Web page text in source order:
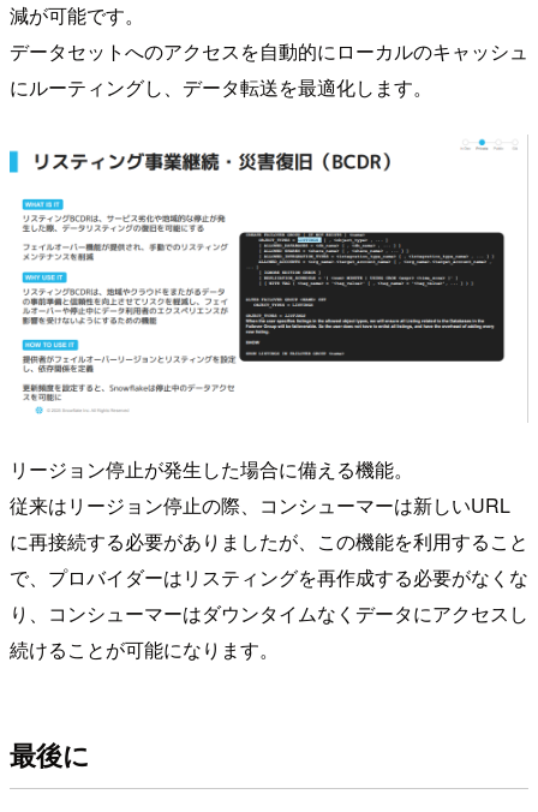
減が可能です。
データセットへのアクセスを自動的にローカルのキャッシュ
にルーティングし、データ転送を最適化します。
リージョン停止が発生した場合に備える機能。
従来はリージョン停止の際、コンシューマーは新しいURL
に再接続する必要がありましたが、この機能を利用すること
で、プロバイダーはリスティングを再作成する必要がなくな
り、コンシューマーはダウンタイムなくデータにアクセスし
続けることが可能になります。
最後に